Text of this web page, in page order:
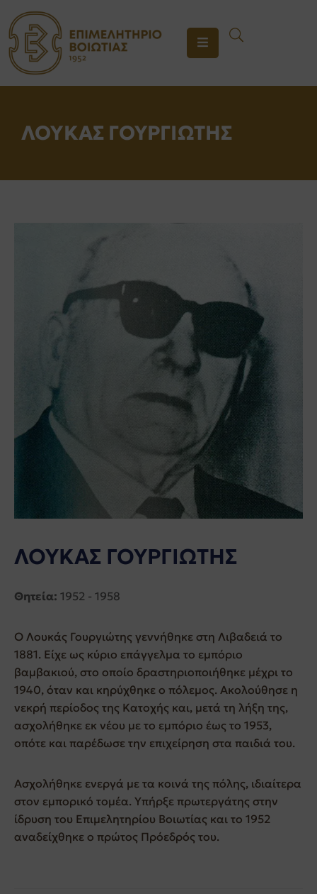
ΤΟ
ΕΠΙΜΕΛΗΤΗΡΙΟ
ΕΝΗΜΕΡΩΣΗ
ΛΟΥΚΑΣ ΓΟΥΡΓΙΩΤΗΣ
ΛΟΥΚΑΣ ΓΟΥΡΓΙΩΤΗΣ
Θητεία: 1952 - 1958
Ο Λουκάς Γουργιώτης γεννήθηκε στη Λιβαδειά το
1881. Είχε ως κύριο επάγγελμα το εμπόριο
βαμβακιού, στο οποίο δραστηριοποιήθηκε μέχρι το
1940, όταν και κηρύχθηκε ο πόλεμος. Ακολούθησε η
νεκρή περίοδος της Κατοχής και, μετά τη λήξη της,
ασχολήθηκε εκ νέου με το εμπόριο έως το 1953,
οπότε και παρέδωσε την επιχείρηση στα παιδιά του.
Ασχολήθηκε ενεργά με τα κοινά της πόλης, ιδιαίτερα
στον εμπορικό τομέα. Υπήρξε πρωτεργάτης στην
ίδρυση του Επιμελητηρίου Βοιωτίας και το 1952
αναδείχθηκε ο πρώτος Πρόεδρός του.